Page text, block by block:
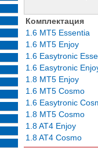
Комплектация
1.6 MT5 Essentia
1.6 MT5 Enjoy
1.6 Easytronic
1.6 Easytronic
1.8 MT5 Enjoy
1.6 MT5 Cosmo
1.6 Easytronic
1.8 MT5 Cosmo
1.8 AT4 Enjoy
1.8 AT4 Cosmo